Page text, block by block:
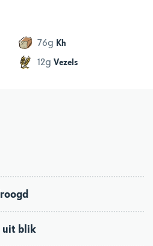
76g Kh
12g Vezels
uit blik